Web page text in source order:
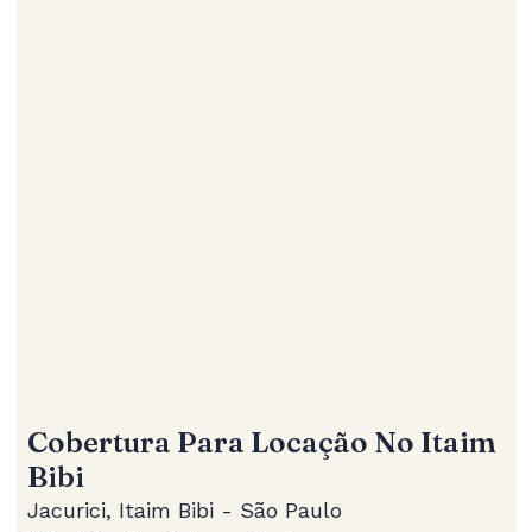
Cobertura Para Locação No Itaim
Bibi
Jacurici, Itaim Bibi - São Paulo